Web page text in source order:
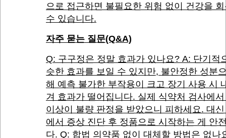
으로 접근하면 불필요한 위험 없이 건강을
수 있습니다.
자주 묻는 질문(Q&A)
Q: 구구정은 정말 효과가 있나요? A: 단기적
슷한 효과를 보일 수 있지만, 불안정한 성분
해 예측 불가한 부작용이 크고 장기 사용 시
겨 효과가 떨어집니다. 실제 식약처 검사에
이상이 불량 판정을 받았으니 피하세요. 대
에서 증상 진단 후 정품으로 시작하는 게 안
다. Q: 합법 의약품 없이 대체할 방법은 없나